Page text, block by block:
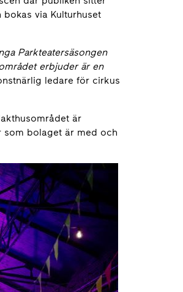
via Kulturhuset
Parkteatersäsongen
erbjuder är en
ledare för cirkus
är
som bolaget är med och